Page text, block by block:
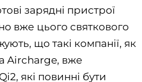
зарядні пристрої
вже цього святкового
що такі компанії, як
Aircharge, вже
які повинні бути